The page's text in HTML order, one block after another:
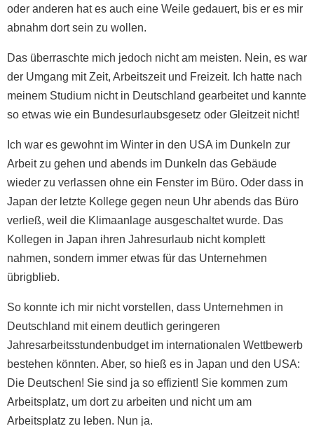
oder anderen hat es auch eine Weile gedauert, bis er es mir
abnahm dort sein zu wollen.
Das überraschte mich jedoch nicht am meisten. Nein, es war
der Umgang mit Zeit, Arbeitszeit und Freizeit. Ich hatte nach
meinem Studium nicht in Deutschland gearbeitet und kannte
so etwas wie ein Bundesurlaubsgesetz oder Gleitzeit nicht!
Ich war es gewohnt im Winter in den USA im Dunkeln zur
Arbeit zu gehen und abends im Dunkeln das Gebäude
wieder zu verlassen ohne ein Fenster im Büro. Oder dass in
Japan der letzte Kollege gegen neun Uhr abends das Büro
verließ, weil die Klimaanlage ausgeschaltet wurde. Das
Kollegen in Japan ihren Jahresurlaub nicht komplett
nahmen, sondern immer etwas für das Unternehmen
übrigblieb.
So konnte ich mir nicht vorstellen, dass Unternehmen in
Deutschland mit einem deutlich geringeren
Jahresarbeitsstundenbudget im internationalen Wettbewerb
bestehen könnten. Aber, so hieß es in Japan und den USA:
Die Deutschen! Sie sind ja so effizient! Sie kommen zum
Arbeitsplatz, um dort zu arbeiten und nicht um am
Arbeitsplatz zu leben. Nun ja.